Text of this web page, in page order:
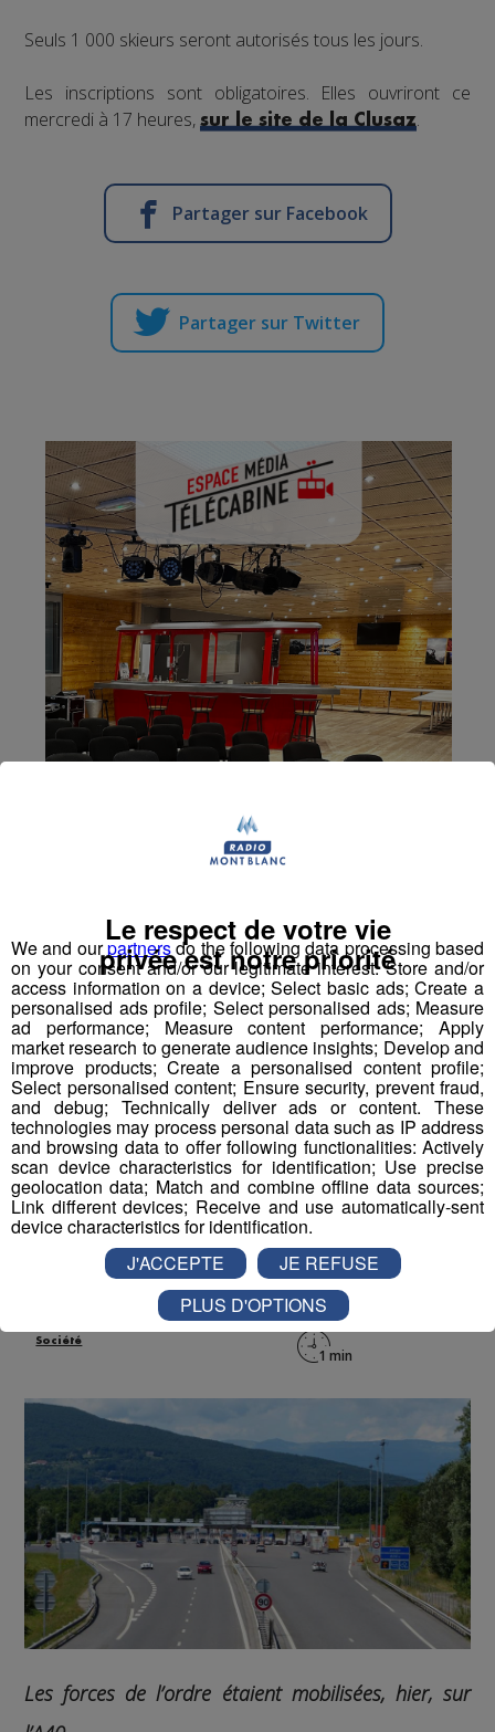
Seuls 1 000 skieurs seront autorisés tous les jours.
Les inscriptions sont obligatoires. Elles ouvriront ce
mercredi à 17 heures,sur le site de la Clusaz.
Partager sur Facebook
Partager sur Twitter
Nangy : les gendarmes contrôlent
les poids-lourds pour détecter les
fraudes à l'AdBlue
Publié par La Rédaction Radio Mont Blanc
11h54
Actus
Société
Les forces de l’ordre étaient mobilisées, hier, sur
We and ourpartnersdo the following data processing based
on your consent and/or our legitimate interest: Store and/or
access information on a device; Select basic ads; Create a
personalised ads profile; Select personalised ads; Measure
ad performance; Measure content performance; Apply
market research to generate audience insights; Develop and
improve products; Create a personalised content profile;
Select personalised content; Ensure security, prevent fraud,
and debug; Technically deliver ads or content. These
technologies may process personal data such as IP address
and browsing data to offer following functionalities: Actively
scan device characteristics for identification; Use precise
geolocation data; Match and combine offline data sources;
Link different devices; Receive and use automatically-sent
device characteristics for identification.
Le respect de votre vie
privée est notre priorité
J'ACCEPTE
JE REFUSE
PLUS D'OPTIONS